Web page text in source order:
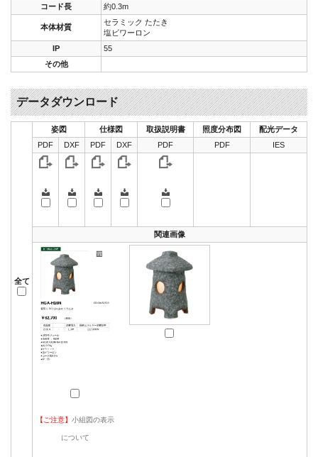
コード長
約0.3m
本体材質
セラミック たたき
塩ビワーロン
IP
55
その他
データダウンロード
全て
姿図 仕様図 取扱説明書 照度分布図
配光データ
PDF
DXF PDF DXF PDF PDF IES
関連画像
【ご注意】 小組図の表示
について